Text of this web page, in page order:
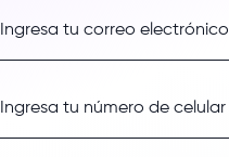
Ingresa tu correo electrónico
Ingresa tu número de celular